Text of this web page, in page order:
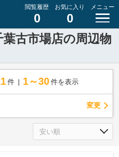
閲覧履歴
0
お気に入り
0
メニュー
古市場店の周辺物
件 1～30 件を表示
変更